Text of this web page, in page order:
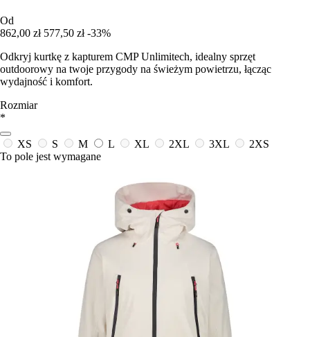
Od
862,00 zł 577,50 zł -33%
Odkryj kurtkę z kapturem CMP Unlimitech, idealny sprzęt
outdoorowy na twoje przygody na świeżym powietrzu, łącząc
wydajność i komfort.
Rozmiar
*
XS S M L XL 2XL 3XL
2XS
To pole jest wymagane